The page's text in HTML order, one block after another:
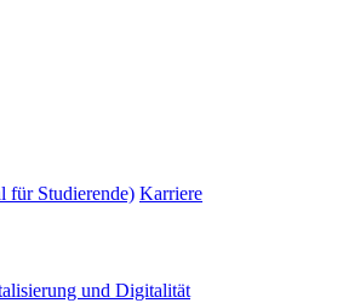
für Studierende) Karriere
und Digitalität